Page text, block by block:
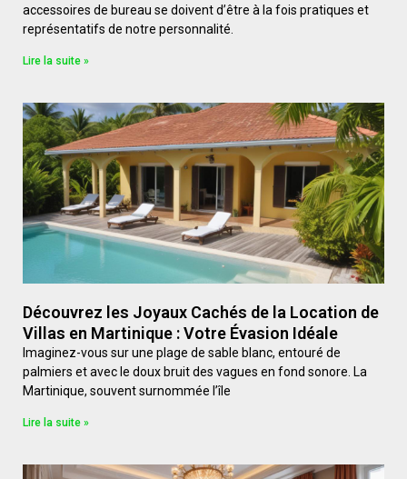
accessoires de bureau se doivent d’être à la fois pratiques et
représentatifs de notre personnalité.
Lire la suite »
Découvrez les Joyaux Cachés de la Location de
Villas en Martinique : Votre Évasion Idéale
Imaginez-vous sur une plage de sable blanc, entouré de
palmiers et avec le doux bruit des vagues en fond sonore. La
Martinique, souvent surnommée l’île
Lire la suite »